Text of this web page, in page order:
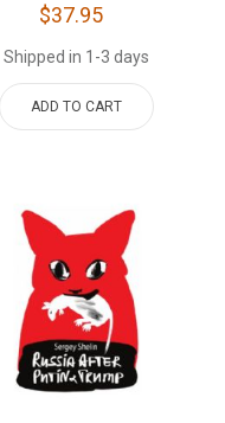
$37.95
Shipped in 1-3 days
ADD TO CART